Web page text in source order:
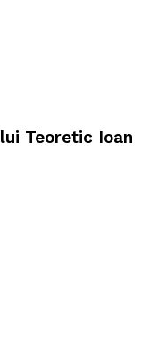
Teoretic Ioan